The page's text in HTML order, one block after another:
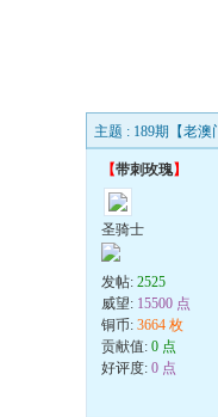
主题 : 189期【老
【带刺玫瑰】
圣骑士
发帖: 2525
威望: 15500 点
铜币: 3664 枚
贡献值: 0 点
好评度: 0 点